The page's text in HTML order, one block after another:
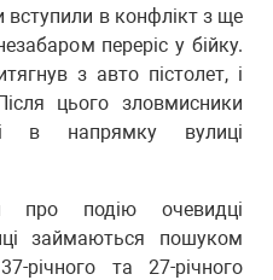
вступили в конфлікт з ще
переріс у бійку.
з авто пістолет, і
цього зловмисники
в напрямку вулиці
про подію очевидці
займаються пошуком
річного та 27-річного